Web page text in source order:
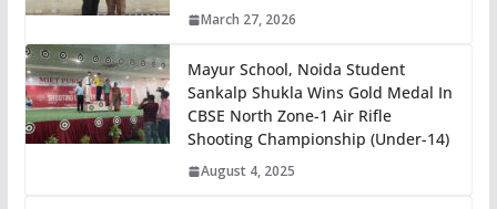
March 27, 2026
Mayur School, Noida Student
Sankalp Shukla Wins Gold Medal In
CBSE North Zone-1 Air Rifle
Shooting Championship (Under-14)
August 4, 2025